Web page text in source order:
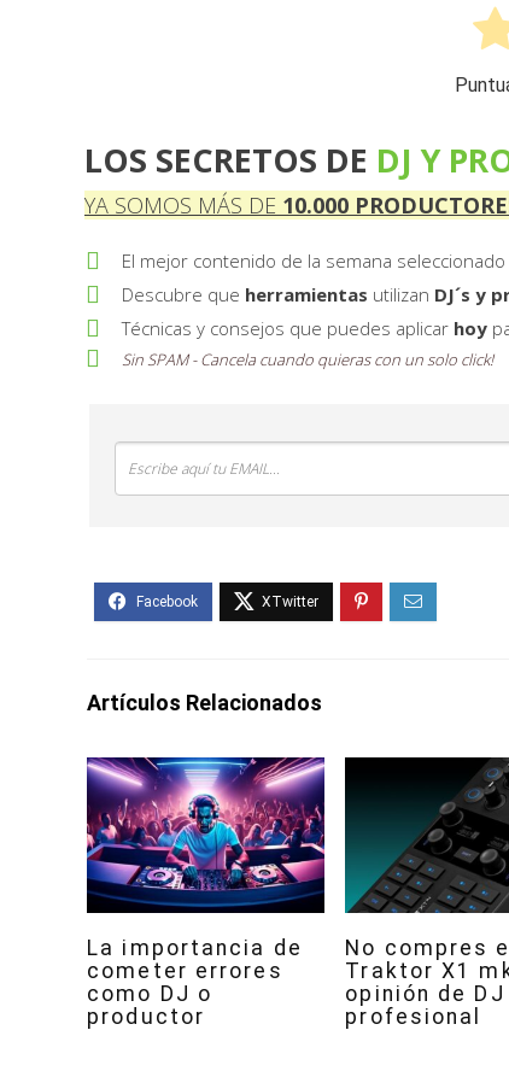
LOS SECRETOS DE DJ Y
YA SOMOS MÁS DE 10 . 000
El mejor contenido de la semana
Descubre que herramientas utilizan DJ´s y
Técnicas y consejos que puedes aplicar hoy
Sin SPAM - Cancela cuando quieras con un solo click!
Artículos Relacionados
La importancia de
cometer errores
como DJ o
productor
No compres el
Traktor X1
opinión de DJ
profesional